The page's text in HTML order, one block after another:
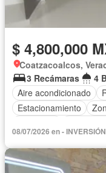
$ 4,800,000
Coatzacoalcos,
3 Recámaras
4
Aire acondicionado
Estacionamiento
Televisión por cable
08/07/2026 en -